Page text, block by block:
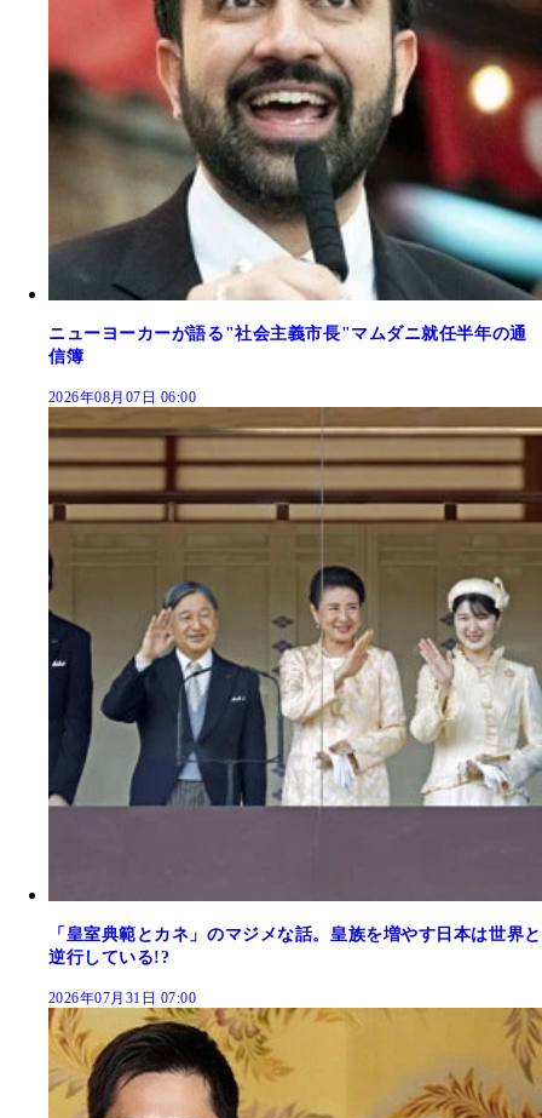
ニューヨーカーが語る"社会主義市長"マムダニ就任半年の通
信簿
2026年08月07日 06:00
「皇室典範とカネ」のマジメな話。皇族を増やす日本は世界と
逆行している!?
2026年07月31日 07:00